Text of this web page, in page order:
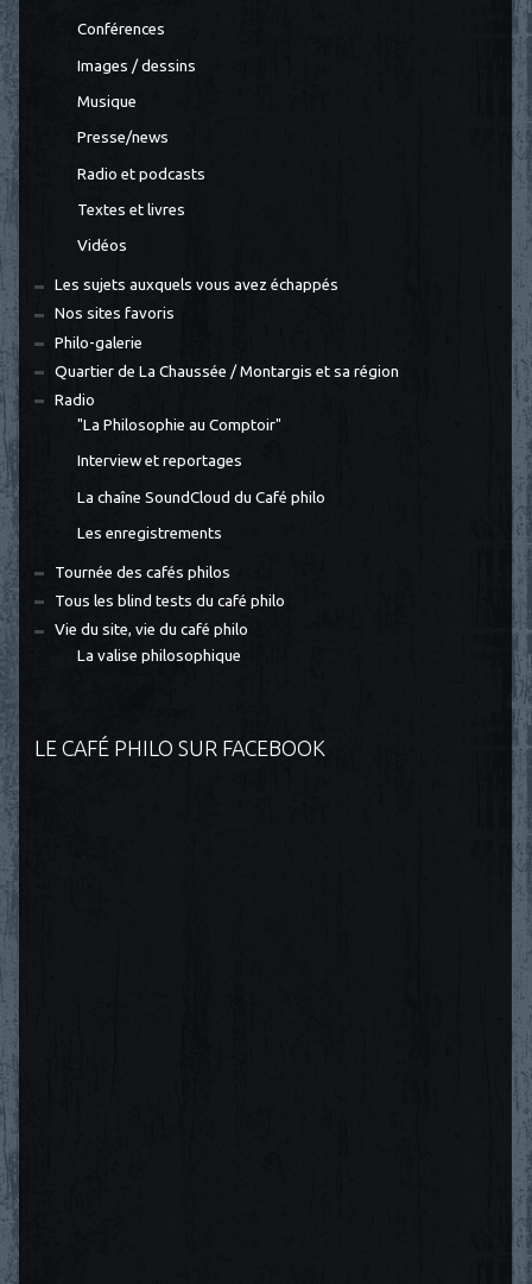
Conférences
Images / dessins
Musique
Presse/news
Radio et podcasts
Textes et livres
Vidéos
Les sujets auxquels vous avez échappés
Nos sites favoris
Philo-galerie
Quartier de La Chaussée / Montargis et sa région
Radio
"La Philosophie au Comptoir"
Interview et reportages
La chaîne SoundCloud du Café philo
Les enregistrements
Tournée des cafés philos
Tous les blind tests du café philo
Vie du site, vie du café philo
La valise philosophique
LE CAFÉ PHILO SUR FACEBOOK